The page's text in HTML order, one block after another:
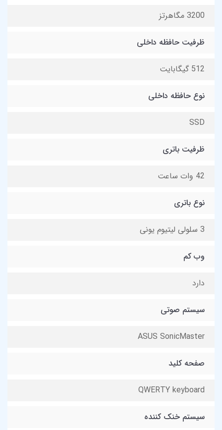
3200 مگاهرتز
ظرفیت حافظه داخلی
512 گیگابایت
نوع حافظه داخلی
SSD
ظرفیت باتری
42 وات ساعت
نوع باتری
3 سلولی لیتیوم یونی
وب کم
دارد
سیستم صوتی
ASUS SonicMaster
صفحه کلید
QWERTY keyboard
سیستم خنک کننده